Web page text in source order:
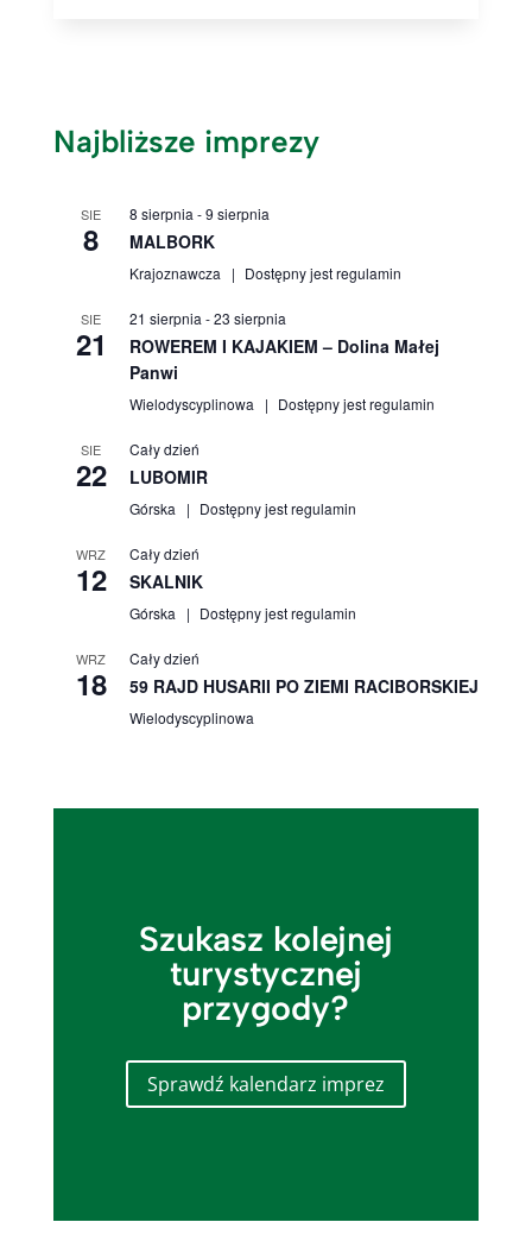
Najbliższe imprezy
SIE
8
8 sierpnia -9 sierpnia
MALBORK
Krajoznawcza Dostępny jest regulamin
SIE
21
21 sierpnia -23 sierpnia
ROWEREM I KAJAKIEM – Dolina Małej
Panwi
Wielodyscyplinowa Dostępny jest regulamin
SIE
22
Cały dzień
LUBOMIR
Górska Dostępny jest regulamin
WRZ
12
Cały dzień
SKALNIK
Górska Dostępny jest regulamin
WRZ
18
Cały dzień
59 RAJD HUSARII PO ZIEMI RACIBORSKIEJ
Wielodyscyplinowa
Szukasz kolejnej
turystycznej
przygody?
Sprawdź kalendarz imprez